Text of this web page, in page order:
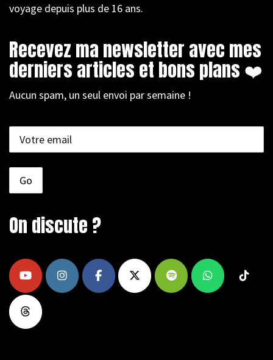
voyage depuis plus de 16 ans.
Recevez ma newsletter avec mes
derniers articles et bons plans ❤️
Aucun spam, un seul envoi par semaine !
On discute ?